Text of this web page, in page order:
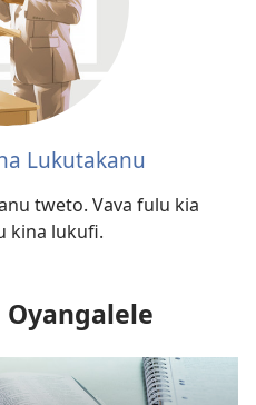
Lukutakanu
tweto. Vava fulu kia
kina lukufi.
Oyangalele